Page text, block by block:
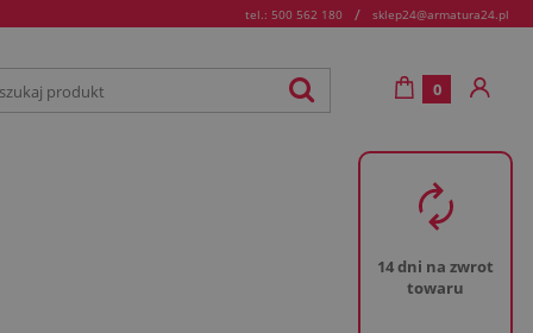
tel.: 500 562 180 / sklep24@armatura24.pl
0
14 dni na zwrot
towaru